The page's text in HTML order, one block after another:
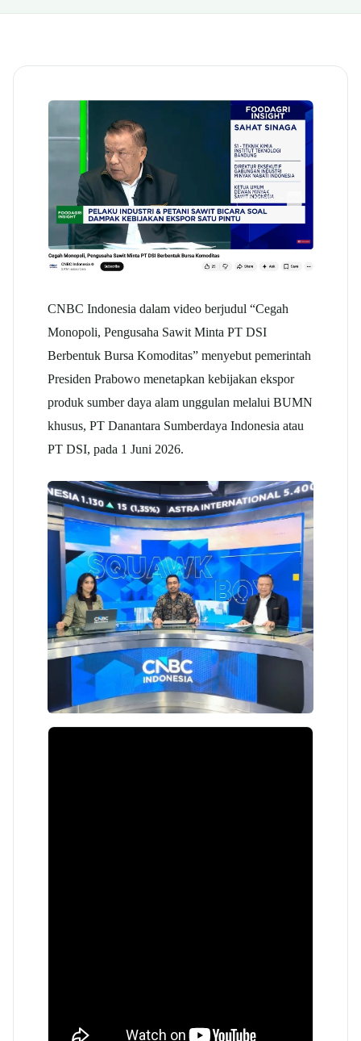
CNBC Indonesia dalam video berjudul “Cegah
Monopoli, Pengusaha Sawit Minta PT DSI
Berbentuk Bursa Komoditas” menyebut pemerintah
Presiden Prabowo menetapkan kebijakan ekspor
produk sumber daya alam unggulan melalui BUMN
khusus, PT Danantara Sumberdaya Indonesia atau
PT DSI, pada 1 Juni 2026.